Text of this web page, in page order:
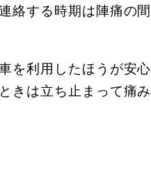
絡する時期は陣痛の間
を利用したほうが安心
きは立ち止まって痛み